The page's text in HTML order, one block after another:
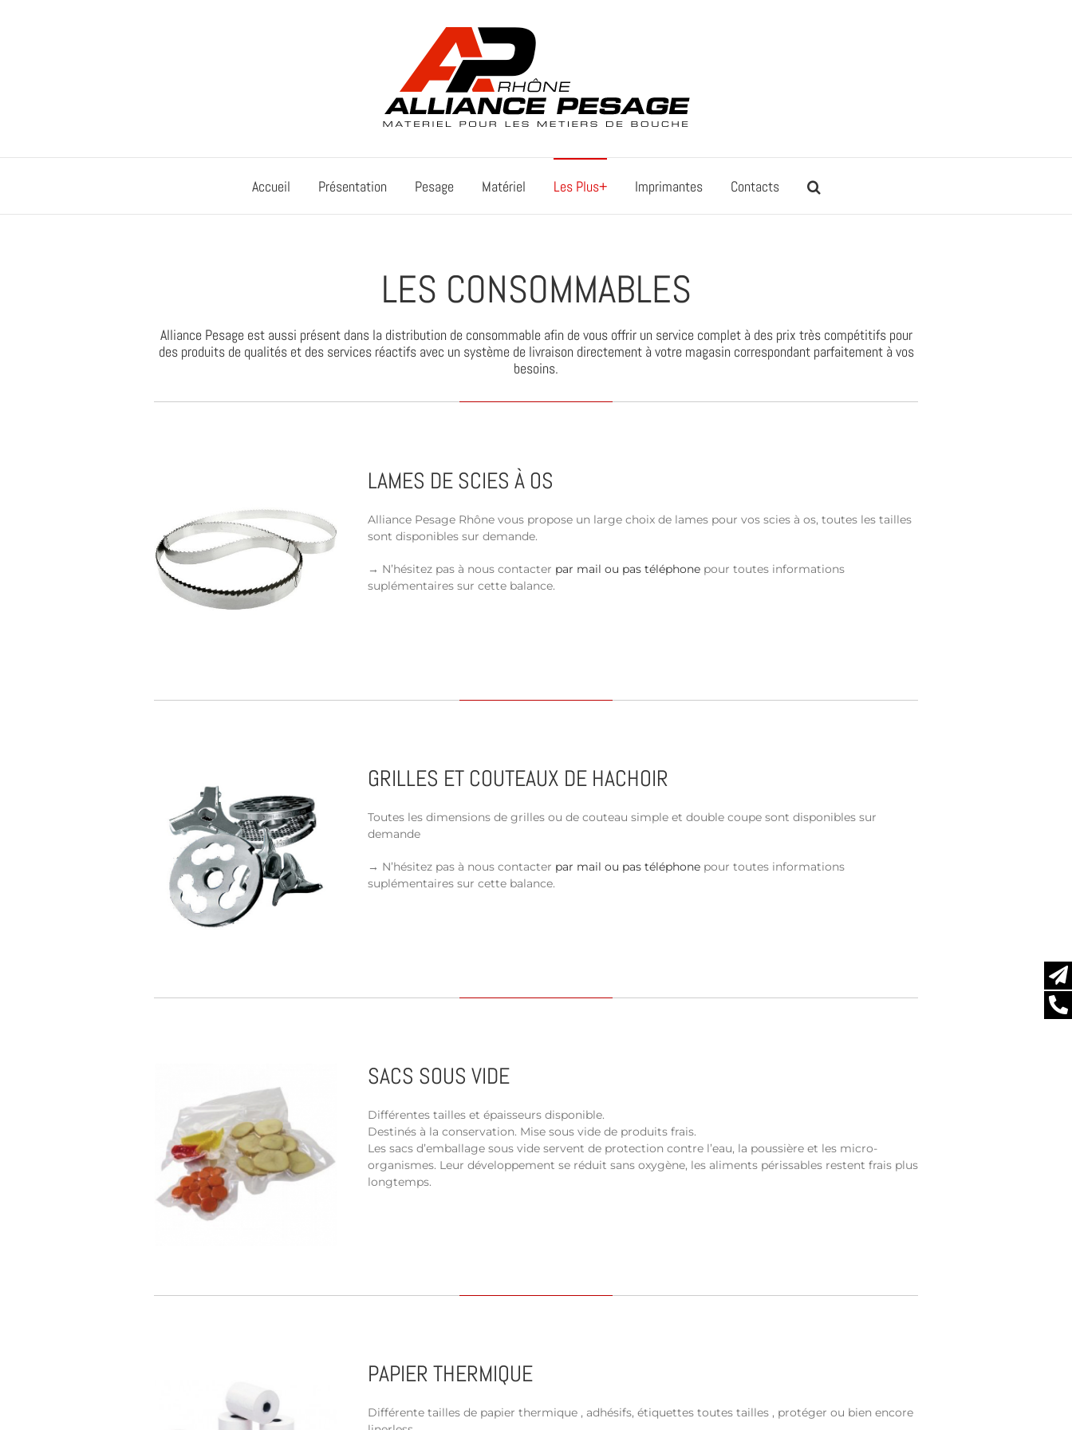
Accueil Présentation Pesage Matériel Les Plus+ Imprimantes Contacts
LES CONSOMMABLES
Alliance Pesage est aussi présent dans la distribution de consommable afin de vous offrir un service complet à des prix très compétitifs pour
des produits de qualités et des services réactifs avec un système de livraison directement à votre magasin correspondant parfaitement à vos
besoins.
LAMES DE SCIES À OS
Alliance Pesage Rhône vous propose un large choix de lames pour vos scies à os, toutes les tailles
sont disponibles sur demande.
→ N’hésitez pas à nous contacter par mail ou pas téléphone pour toutes informations
suplémentaires sur cette balance.
GRILLES ET COUTEAUX DE HACHOIR
Toutes les dimensions de grilles ou de couteau simple et double coupe sont disponibles sur
demande
→ N’hésitez pas à nous contacter par mail ou pas téléphone pour toutes informations
suplémentaires sur cette balance.
SACS SOUS VIDE
Différentes tailles et épaisseurs disponible.
Destinés à la conservation. Mise sous vide de produits frais.
Les sacs d’emballage sous vide servent de protection contre l’eau, la poussière et les micro-
organismes. Leur développement se réduit sans oxygène, les aliments périssables restent frais plus
longtemps.
PAPIER THERMIQUE
Différente tailles de papier thermique , adhésifs, étiquettes toutes tailles , protéger ou bien encore